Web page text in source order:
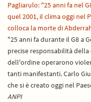
Pagliarulo: "25 anni fa nel
quel 2001, il clima oggi nel
colloca la morte di
"25 anni fa durante il G8 a
precise responsabilità
dell'ordine operarono
tanti manifestanti. Carlo
che si è creato oggi nel
ANPI